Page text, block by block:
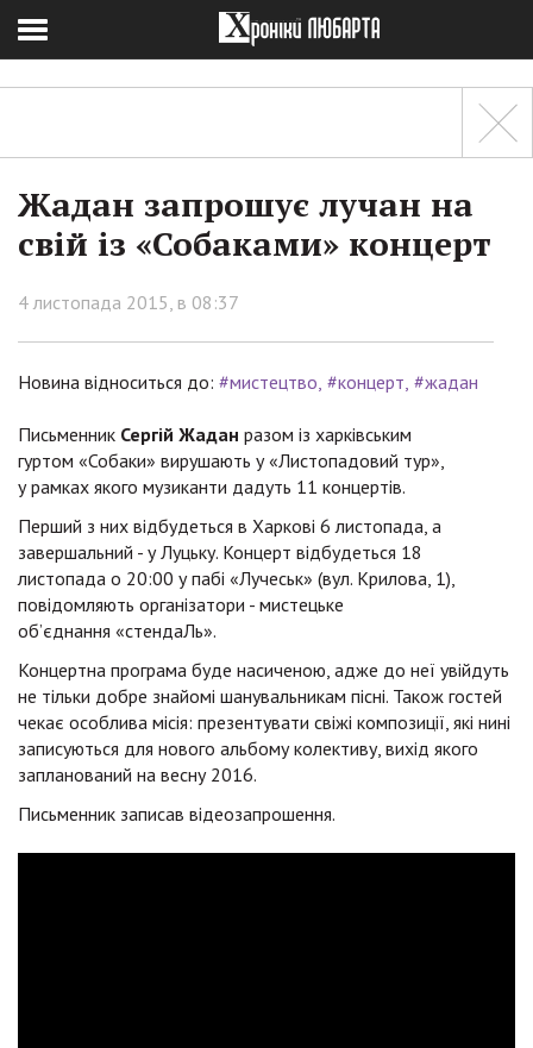
Жадан запрошує лучан на
свій із «Собаками» концерт
4 листопада 2015, в 08:37
Новина відноситься до: #мистецтво #концерт #жадан
Письменник Сергій Жадан разом із харківським
гуртом «Собаки» вирушають у «Листопадовий тур»,
у рамках якого музиканти дадуть 11 концертів.
Перший з них відбудеться в Харкові 6 листопада, а
завершальний - у Луцьку. Концерт відбудеться 18
листопада о 20:00 у пабі «Лучеськ» (вул. Крилова, 1),
повідомляють організатори - мистецьке
об’єднання «стендаЛь».
Концертна програма буде насиченою, адже до неї увійдуть
не тільки добре знайомі шанувальникам пісні. Також гостей
чекає особлива місія: презентувати свіжі композиції, які нині
записуються для нового альбому колективу, вихід якого
запланований на весну 2016.
Письменник записав відеозапрошення.